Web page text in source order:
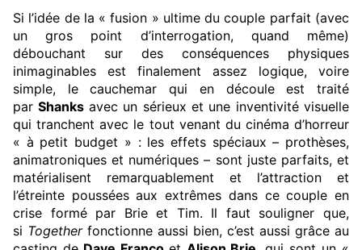
Si l’idée de la « fusion » ultime du couple parfait (avec
un gros point d’interrogation, quand même)
débouchant sur des conséquences physiques
inimaginables est finalement assez logique, voire
simple, le cauchemar qui en découle est traité
par Shanks avec un sérieux et une inventivité visuelle
qui tranchent avec le tout venant du cinéma d’horreur
« à petit budget » : les effets spéciaux – prothèses,
animatroniques et numériques – sont juste parfaits, et
matérialisent remarquablement et l’attraction et
l’étreinte poussées aux extrêmes dans ce couple en
crise formé par Brie et Tim. Il faut souligner que,
si Together fonctionne aussi bien, c’est aussi grâce au